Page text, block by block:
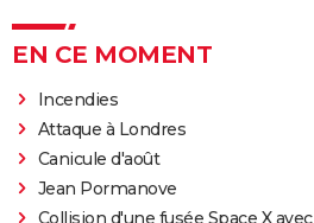
EN CE MOMENT
Incendies
Attaque à Londres
Canicule d'août
Jean Pormanove
Collision d'une fusée Space X